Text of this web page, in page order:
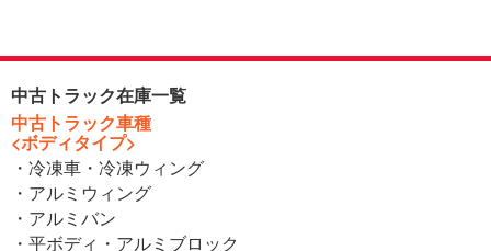
中古トラック在庫一覧
中古トラック車種
<ボディタイプ>
・冷凍車・冷凍ウィング
・アルミウィング
・アルミバン
・平ボディ・アルミブロック